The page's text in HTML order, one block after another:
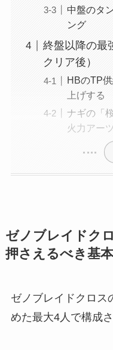
中盤のタ
ング
終盤以降の最
クリア後）
HBのTP
上げする
ナギの「
火力アーツ
ゼノブレイドク
押さえるべき基本
ゼノブレイドクロス
めた最大4人で構成さ